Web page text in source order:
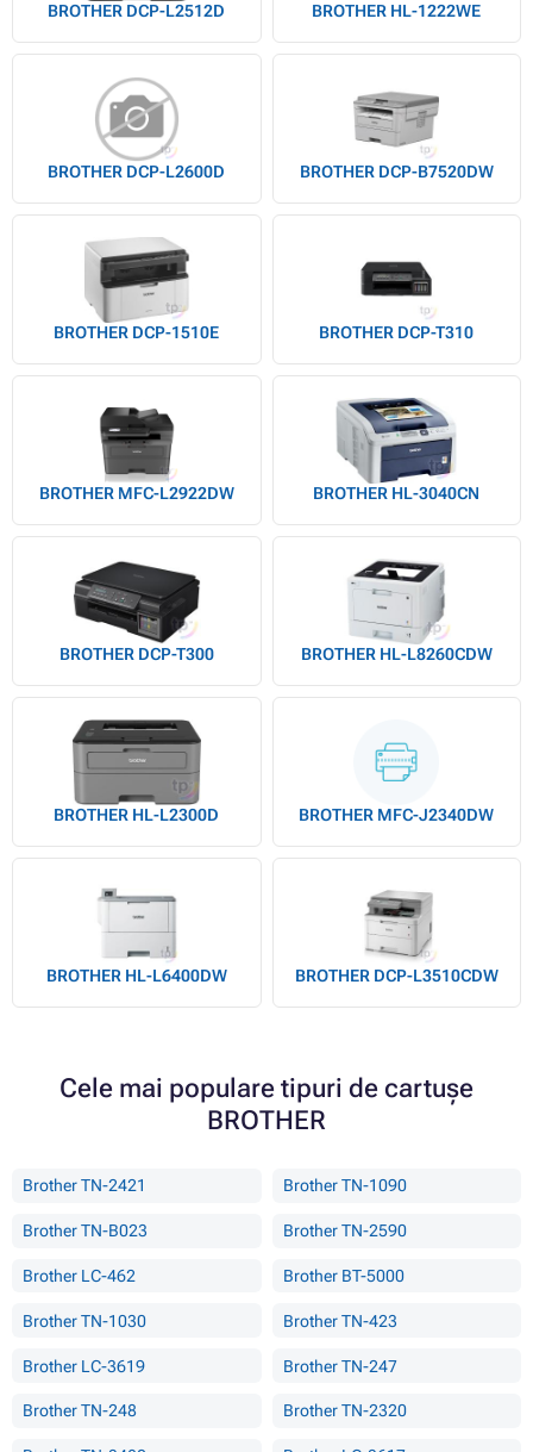
BROTHER DCP-L2512D BROTHER HL-1222WE
BROTHER DCP-L2600D BROTHER DCP-B7520DW
BROTHER DCP-1510E BROTHER DCP-T310
BROTHER MFC-L2922DW BROTHER HL-3040CN
BROTHER DCP-T300 BROTHER HL-L8260CDW
BROTHER HL-L2300D BROTHER MFC-J2340DW
BROTHER HL-L6400DW BROTHER DCP-L3510CDW
Cele mai populare tipuri de cartușe
BROTHER
Brother TN-2421 Brother TN-1090
Brother TN-B023 Brother TN-2590
Brother LC-462 Brother BT-5000
Brother TN-1030 Brother TN-423
Brother LC-3619 Brother TN-247
Brother TN-248 Brother TN-2320